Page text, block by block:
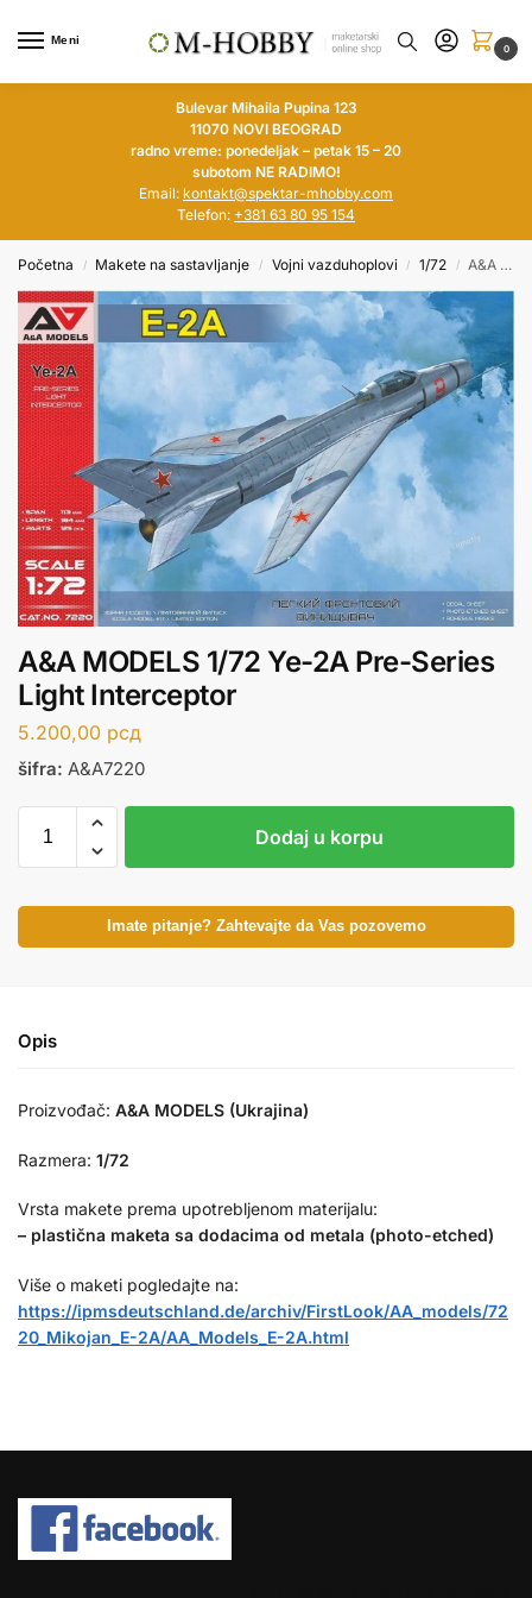
Meni
0
Bulevar Mihaila Pupina 123
11070 NOVI BEOGRAD
radno vreme: ponedeljak – petak 15 – 20
subotom NE RADIMO!
Email: kontakt@spektar-mhobby.com
Telefon: +381 63 80 95 154
Početna / Makete na sastavljanje / Vojni vazduhoplovi / 1/72 / A&A MODELS 1/72 Ye-2A Pre-Series Light Interceptor
A&A MODELS 1/72 Ye-2A Pre-Series
Light Interceptor
5.200,00 рсд
šifra: A&A7220
Dodaj u korpu
Imate pitanje? Zahtevajte da Vas pozovemo
Opis
Proizvođač: A&A MODELS (Ukrajina)
Razmera: 1/72
Vrsta makete prema upotrebljenom materijalu:
– plastična maketa sa dodacima od metala (photo-etched)
Više o maketi pogledajte na:
https://ipmsdeutschland.de/archiv/FirstLook/AA_models/72
20_Mikojan_E-2A/AA_Models_E-2A.html